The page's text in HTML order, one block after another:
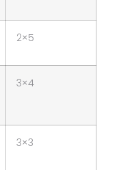
2×5
3×4
3×3